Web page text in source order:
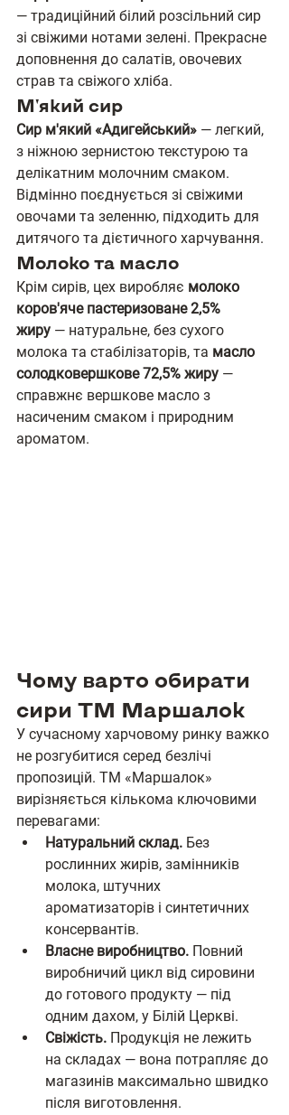
— традиційний білий розсільний сир
зі свіжими нотами зелені. Прекрасне
доповнення до салатів, овочевих
страв та свіжого хліба.
М'який сир
Сир м'який «Адигейський» — легкий,
з ніжною зернистою текстурою та
делікатним молочним смаком.
Відмінно поєднується зі свіжими
овочами та зеленню, підходить для
дитячого та дієтичного харчування.
Молоко та масло
Крім сирів, цех виробляє молоко
коров'яче пастеризоване 2,5%
жиру — натуральне, без сухого
молока та стабілізаторів, та масло
солодковершкове 72,5% жиру —
справжнє вершкове масло з
насиченим смаком і природним
ароматом.
Чому варто обирати
сири ТМ Маршалок
У сучасному харчовому ринку важко
не розгубитися серед безлічі
пропозицій. ТМ «Маршалок»
вирізняється кількома ключовими
перевагами:
Натуральний склад. Без
рослинних жирів, замінників
молока, штучних
ароматизаторів і синтетичних
консервантів.
Власне виробництво. Повний
виробничий цикл від сировини
до готового продукту — під
одним дахом, у Білій Церкві.
Свіжість. Продукція не лежить
на складах — вона потрапляє до
магазинів максимально швидко
після виготовлення.